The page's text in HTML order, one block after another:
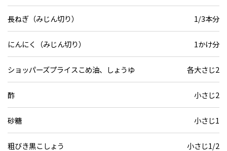
長ねぎ（みじん切り） 1/3本分
にんにく（みじん切り） 1かけ分
ショッパーズプライスこめ油、しょうゆ 各大さじ2
酢 小さじ2
砂糖 小さじ1
粗びき黒こしょう 小さじ1/2